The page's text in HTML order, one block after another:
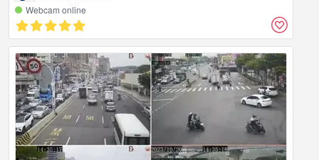
Webcam online